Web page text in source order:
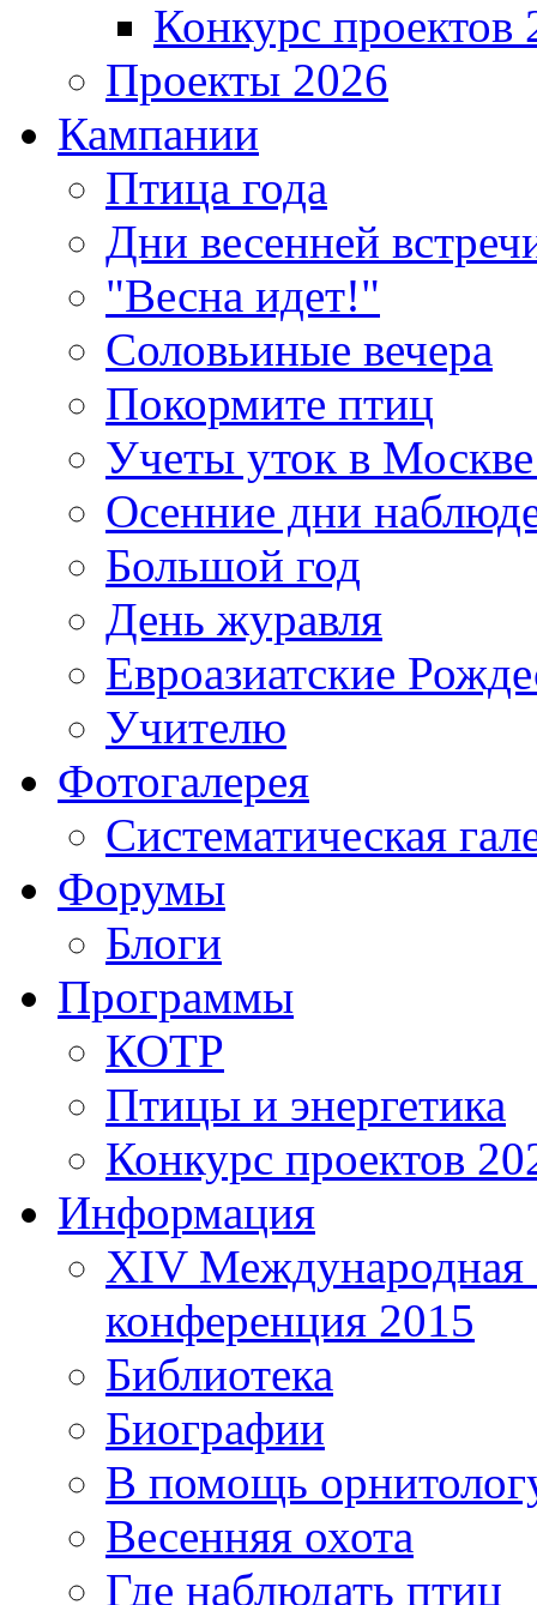
Конкурс проектов
Проекты 2026
Кампании
Птица года
Дни весенней
"Весна идет!"
Соловьиные вечера
Покормите птиц
Учеты уток в
Осенние дни
Большой год
День журавля
Евроазиатские
Учителю
Фотогалерея
Систематическая
Форумы
Блоги
Программы
КОТР
Птицы и энергетика
Конкурс проектов
Информация
XIV Международная
конференция 2015
Библиотека
Биографии
В помощь
Весенняя охота
Где наблюдать птиц